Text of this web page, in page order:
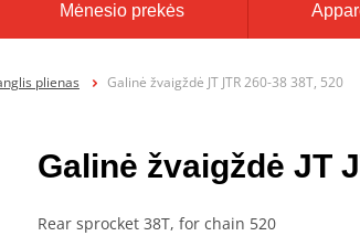
Mėnesio prekės
plienas Galinė žvaigždė JT JTR 260-38 38T, 520
Galinė žvaigždė JT
Rear sprocket 38T, for chain 520